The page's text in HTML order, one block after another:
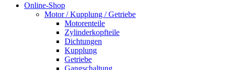
Online-Shop
Motor / Kupplung / Getriebe
Motorenteile
Zylinderkopfteile
Dichtungen
Kupplung
Getriebe
Gangschaltung